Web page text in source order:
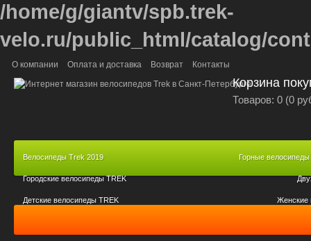
/home/g/giantv/spb.trek-
velo.ru/public_html/catalog/
Корзина
Товаров: 0 (0
О компании Оплата и доставка Возврат Контакты
Велосипеды Trek 2019 Горные велосипеды
Городские велосипеды TREK
Детские велосипеды TREK Женские